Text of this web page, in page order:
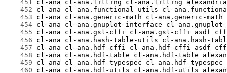
    451
    452
    453
    454
    455
    456
    457
    458
    459
    460